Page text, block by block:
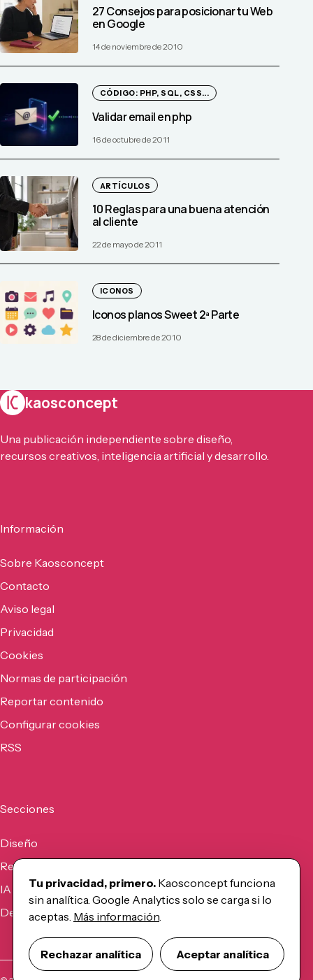
27 Consejos para posicionar tu Web
en Google
14 de noviembre de 2010
CÓDIGO: PHP, SQL, CSS...
Validar email en php
16 de octubre de 2011
ARTÍCULOS
10 Reglas para una buena atención
al cliente
22 de mayo de 2011
ICONOS
Iconos planos Sweet 2ª Parte
28 de diciembre de 2010
kaosconcept
Una publicación independiente sobre diseño,
recursos creativos, inteligencia artificial y desarrollo.
Información
Sobre Kaosconcept
Contacto
Aviso legal
Privacidad
Cookies
Normas de participación
Reportar contenido
Configurar cookies
RSS
Secciones
Diseño
Recursos
IA
Desarrollo
Tu privacidad, primero. Kaosconcept funciona
sin analítica. Google Analytics solo se carga si lo
aceptas. Más información.
Rechazar analítica Aceptar analítica